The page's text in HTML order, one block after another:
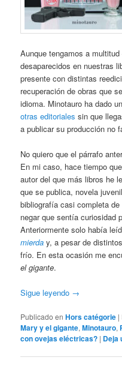
Aunque tengamos a
desaparecidos en nuestras
presente con distintas
recuperación de obras que
idioma. Minotauro ha dado
otras editoriales sin que
a publicar su producción no
No quiero que el párrafo
En mi caso, hace tiempo
autor del que más libros he
que se publica, novela
bibliografía casi completa
negar que sentía curiosidad
Anteriormente solo había
mierda y, a pesar de
frío. En esta ocasión me
el gigante.
Sigue leyendo →
Publicado en Hors catégorie |
Mary y el gigante,Minotauro,
con ovejas eléctricas? | Deja